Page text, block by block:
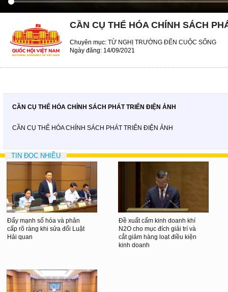
CẦN CỤ THỂ HÓA CHÍNH SÁCH
Chuyên mục: TỪ NGHỊ TRƯỜNG ĐẾN CUỘC SỐNG
Ngày đăng: 14/09/2021
CẦN CỤ THỂ HÓA CHÍNH SÁCH PHÁT TRIỂN ĐIỆN ẢNH
CẦN CỤ THỂ HÓA CHÍNH SÁCH PHÁT TRIỂN ĐIỆN ẢNH
TIN ĐỌC NHIỀU
Đẩy mạnh số hóa và phân
cấp rõ ràng khi sửa đổi Luật
Hải quan
Đề xuất cấm kinh doanh khí
N2O cho mục đích giải trí và
cắt giảm hàng loạt điều kiện
kinh doanh